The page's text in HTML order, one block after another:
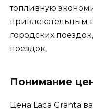
топливную
привлекательным
городских
поездок.
Понимание
Цена Lada Granta